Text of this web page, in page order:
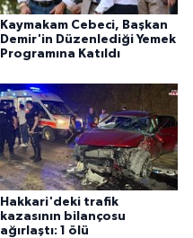
Kaymakam Cebeci, Başkan
Demir'in Düzenlediği Yemek
Programına Katıldı
Hakkari'deki trafik
kazasının bilançosu
ağırlaştı: 1 ölü